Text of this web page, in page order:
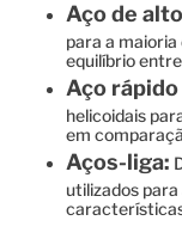
Aço de
para a
equilíbrio
Aço rápido
helicoidais
em
Aços-liga:
utilizados